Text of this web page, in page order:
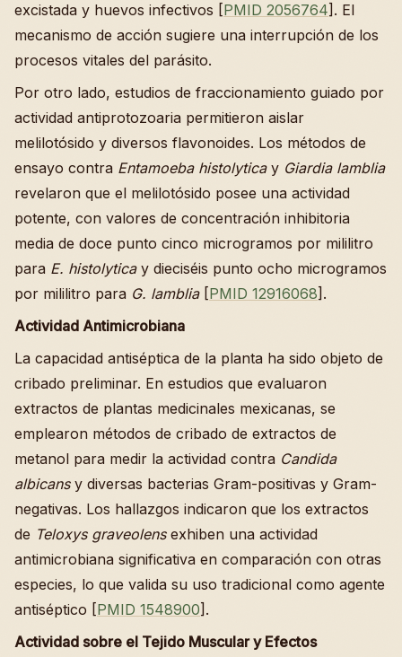
excistada y huevos infectivos [PMID 2056764]. El
mecanismo de acción sugiere una interrupción de los
procesos vitales del parásito.
Por otro lado, estudios de fraccionamiento guiado por
actividad antiprotozoaria permitieron aislar
melilotósido y diversos flavonoides. Los métodos de
ensayo contra Entamoeba histolyticay Giardia lamblia
revelaron que el melilotósido posee una actividad
potente, con valores de concentración inhibitoria
media de doce punto cinco microgramos por mililitro
para E. histolyticay dieciséis punto ocho microgramos
por mililitro para G. lamblia[PMID 12916068].
Actividad Antimicrobiana
La capacidad antiséptica de la planta ha sido objeto de
cribado preliminar. En estudios que evaluaron
extractos de plantas medicinales mexicanas, se
emplearon métodos de cribado de extractos de
metanol para medir la actividad contra Candida
albicansy diversas bacterias Gram-positivas y Gram-
negativas. Los hallazgos indicaron que los extractos
de Teloxys graveolensexhiben una actividad
antimicrobiana significativa en comparación con otras
especies, lo que valida su uso tradicional como agente
antiséptico [PMID 1548900].
Actividad sobre el Tejido Muscular y Efectos